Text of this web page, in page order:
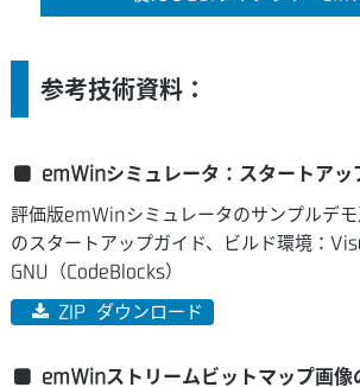
参考技術資料：
emWinシミュレータ：スタートアッ
評価版emWinシミュレータのサンプルデ
のスタートアップガイド、ビルド環境：
GNU（CodeBlocks）
ZIP ダウンロード
emWinストリームビットマップ画像